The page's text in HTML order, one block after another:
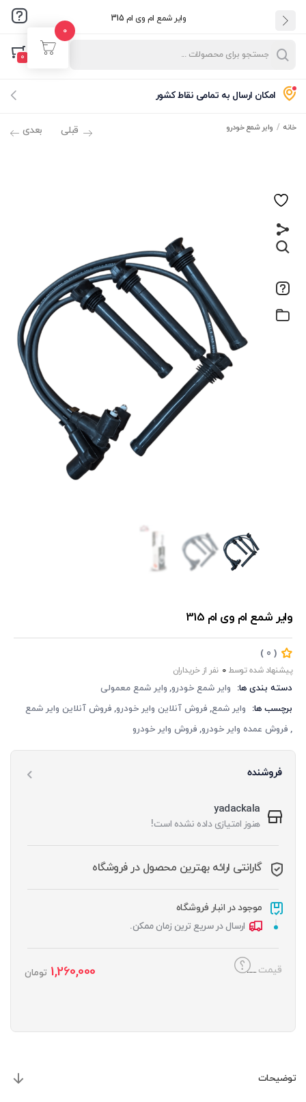
وایر شمع ام وی ام 315
0
امکان ارسال به تمامی نقاط کشور
نام کاربری و پسورد خود را برای ورود، وارد کنید.
مرا به خاطر بسپار
ورود با کد یکبارمصرف
خانه وایر شمع خودرو قبلی بعدی
وایر شمع ام وی ام 315
‏‫(
0
)
پیشنهاد شده توسط 0
دسته بندی ها: وایر شمع خودرو وایر شمع معمولی
برچسب ها:
وایر شمع فروش آنلاین وایر خودرو فروش آنلاین وایر شمع
فروش عمده وایر خودرو فروش وایر خودرو
فروشنده
yadackala
هنوز امتیازی داده نشده است!
گارانتی ارائه بهترین محصول در فروشگاه
موجود در انبار فروشگاه
ارسال در سریع ترین زمان ممکن.
قیمت 1,260,000 تومان
توضیحات
0